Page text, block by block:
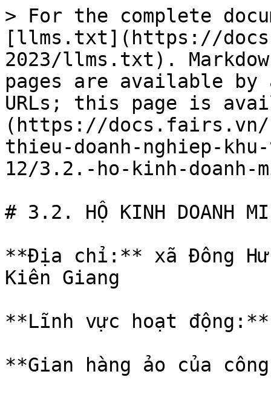
> For the complete
[llms.txt](https://
2023/llms.txt).
pages are available by
URLs; this page is
(https://docs.fairs.vn/
thieu-doanh-nghiep-
12/3.2.-ho-kinh-doanh-
# 3.2. HỘ KINH DOANH
**Địa chỉ:** xã Đông
Kiên Giang
**Lĩnh vực hoạt động:**
**Gian hàng ảo của